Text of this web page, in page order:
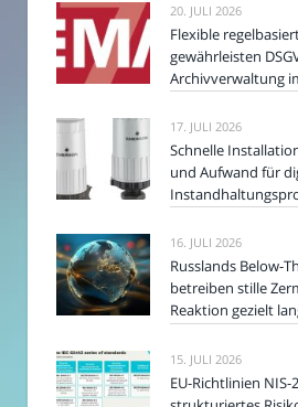
20. JULI 2026
Flexible
gewährleisten
Archivverwaltung
17. JULI 2026
Schnelle
und Aufwand für
16. JULI 2026
Russlands Below-
betreiben stille
Reaktion gezielt
15. JULI 2026
EU-Richtlinien NIS-